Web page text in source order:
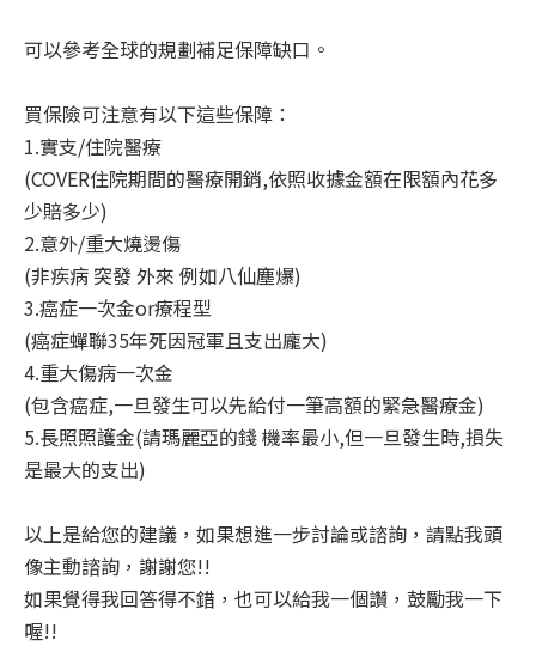
可以參考全球的規劃補足保障缺口。
買保險可注意有以下這些保障：
1.實支/住院醫療
(COVER住院期間的醫療開銷,依照收據金額在限額內花多
少賠多少)
2.意外/重大燒燙傷
(非疾病 突發 外來 例如八仙塵爆)
3.癌症一次金or療程型
(癌症蟬聯35年死因冠軍且支出龐大)
4.重大傷病一次金
(包含癌症,一旦發生可以先給付一筆高額的緊急醫療金)
5.長照照護金(請瑪麗亞的錢 機率最小,但一旦發生時,損失
是最大的支出)
以上是給您的建議，如果想進一步討論或諮詢，請點我頭
像主動諮詢，謝謝您!!
如果覺得我回答得不錯，也可以給我一個讚，鼓勵我一下
喔!!